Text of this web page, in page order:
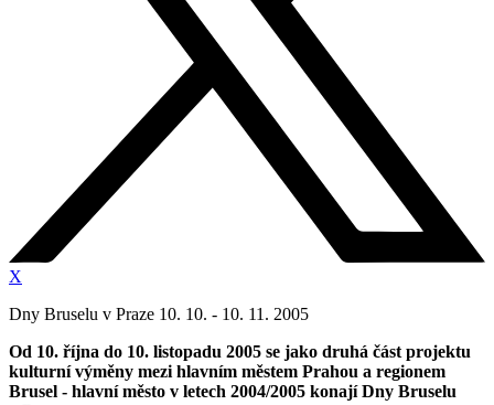
X
Dny Bruselu v Praze 10. 10. - 10. 11. 2005
Od 10. října do 10. listopadu 2005 se jako druhá část projektu
kulturní výměny mezi hlavním městem Prahou a regionem
Brusel - hlavní město v letech 2004/2005 konajíDny Bruselu